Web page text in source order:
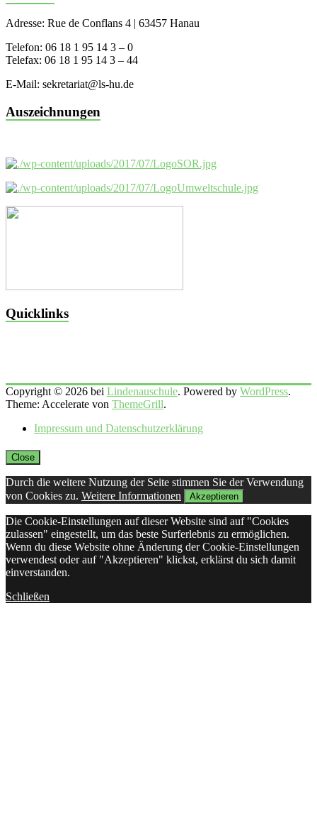
Adresse: Rue de Conflans 4 | 63457 Hanau
Telefon: 06 18 1 95 14 3 – 0
Telefax: 06 18 1 95 14 3 – 44
E-Mail: sekretariat@ls-hu.de
Auszeichnungen
Quicklinks
Copyright © 2026 bei Lindenauschule. Powered by WordPress.
Theme: Accelerate von ThemeGrill.
Impressum und Datenschutzerklärung
Close
Durch die weitere Nutzung der Seite stimmen Sie der Verwendung
von Cookies zu. Weitere Informationen Akzeptieren
Die Cookie-Einstellungen auf dieser Website sind auf "Cookies
zulassen" eingestellt, um das beste Surferlebnis zu ermöglichen.
Wenn du diese Website ohne Änderung der Cookie-Einstellungen
verwendest oder auf "Akzeptieren" klickst, erklärst du sich damit
einverstanden.
Schließen